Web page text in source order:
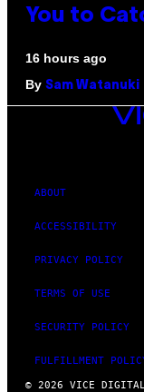
You to
16 hours ago
By Sam Watanuki
VICE
MEDIA
ABOUT
ACCESSIBILITY
PRIVACY POLICY
TERMS OF USE
SECURITY POLICY
FULFILLMENT
© 2026 VICE